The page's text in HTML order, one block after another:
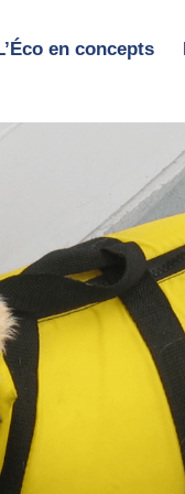
en concepts